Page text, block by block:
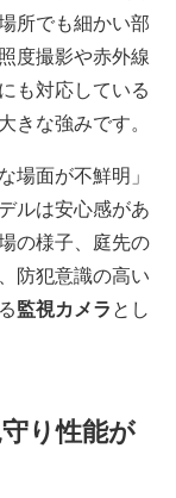
所でも細かい部
度撮影や赤外線
も対応している
きな強みです。
場面が不鮮明」
ルは安心感があ
の様子、庭先の
防犯意識の高い
監視カメラ とし
り性能が